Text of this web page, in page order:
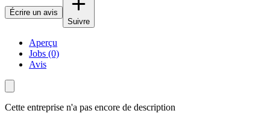
Écrire un avis
Suivre
Aperçu
Jobs (0)
Avis
Cette entreprise n'a pas encore de description